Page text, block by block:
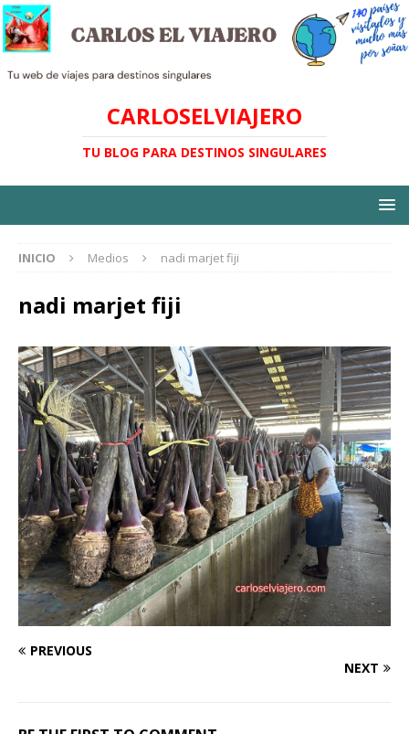
CARLOSELVIAJERO
TU BLOG PARA DESTINOS SINGULARES
INICIO Medios nadi marjet fiji
nadi marjet fiji
PREVIOUS
NEXT